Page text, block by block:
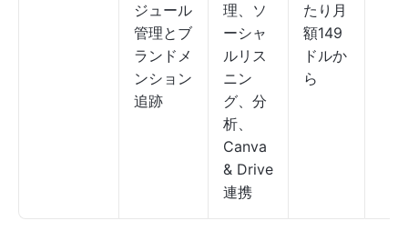
ジュール
管理とブ
ランドメ
ンション
追跡
理、ソ
ーシャ
ルリス
ニン
グ、分
析、
Canva
& Drive
連携
たり月
額149
ドルか
ら